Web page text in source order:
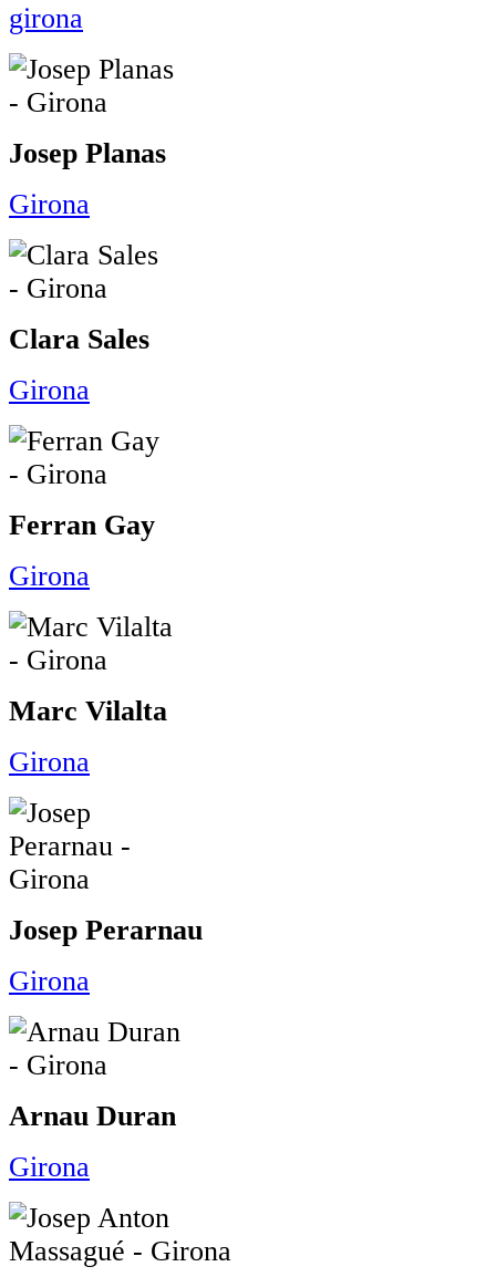
girona
Josep Planas
Girona
Clara Sales
Girona
Ferran Gay
Girona
Marc Vilalta
Girona
Josep Perarnau
Girona
Arnau Duran
Girona